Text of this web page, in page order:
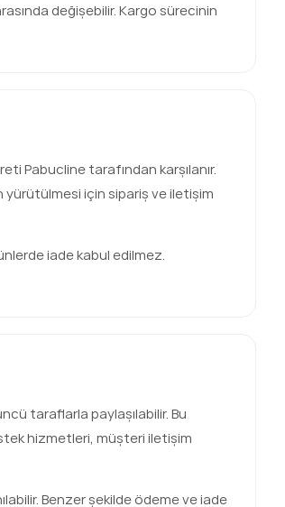
değişebilir. Kargo sürecinin
Pabucline tarafından karşılanır.
yürütülmesi için sipariş ve iletişim
iade kabul edilmez.
taraflarla paylaşılabilir. Bu
hizmetleri, müşteri iletişim
Benzer şekilde ödeme ve iade